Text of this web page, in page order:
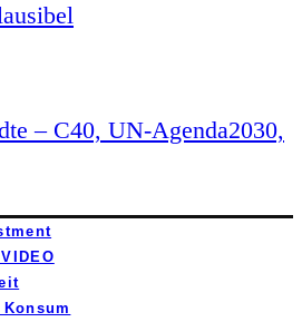
– C40, UN-Agenda2030,